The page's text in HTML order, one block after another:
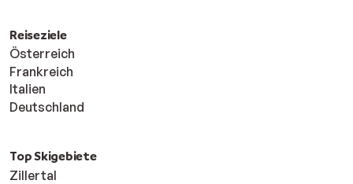
aufgelistet)
Reiseziele
Österreich
Frankreich
Italien
Deutschland
Top Skigebiete
Zillertal